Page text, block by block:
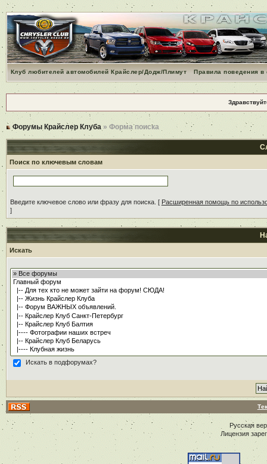
Клуб любителей автомобилей Крайслер/Додж/Плимут Правила поведения
Форумы Крайслер Клуба » Форма поиска
Поиск по ключевым словам
Введите ключевое слово или фразу для поиска. [ Расширенная помощь по
]
Искать
Искать в подфорумах?
Русская
Лицензия